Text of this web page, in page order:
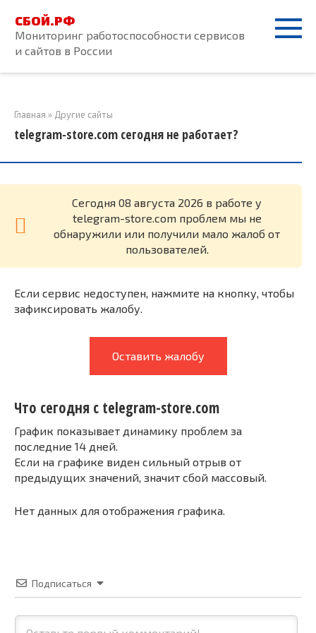
контенту
СБОЙ.РФ
Мониторинг работоспособности сервисов
и сайтов в России
Главная » Другие сайты
telegram-store.com сегодня не работает?
Cегодня 08 августа 2026 в работе у
telegram-store.com проблем мы не
обнаружили или получили мало жалоб от
пользователей.
Если сервис недоступен, нажмите на кнопку, чтобы
зафиксировать жалобу.
Оставить жалобу
Что сегодня с telegram-store.com
График показывает динамику проблем за
последние 14 дней.
Если на графике виден сильный отрыв от
предыдущих значений, значит сбой массовый.
Нет данных для отображения графика.
Подписаться